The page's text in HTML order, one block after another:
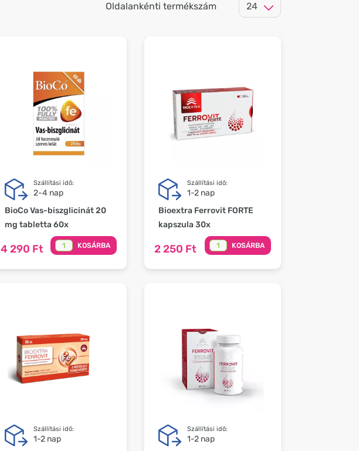
Oldalankénti termékszám
Szállítási idő:
2-4 nap
BioCo Vas-biszglicinát 20
mg tabletta 60x
4 290 Ft KOSÁRBA
Szállítási idő:
1-2 nap
Bioextra Ferrovit FORTE
kapszula 30x
2 250 Ft KOSÁRBA
Szállítási idő:
1-2 nap
Szállítási idő:
1-2 nap